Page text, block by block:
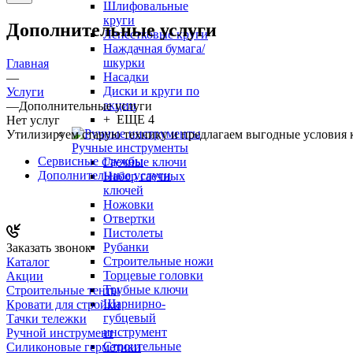
Шлифовальные
круги
Лепестковые круги
Наждачная бумага/
шкурки
Насадки
Диски и круги по
акции
+ ЕЩЕ 4
Ручные инструменты
Гаечные ключи
Набор гаечных
ключей
Ножовки
Отвертки
Пистолеты
Рубанки
Строительные ножи
Торцевые головки
Трубные ключи
Шарнирно-
губцевый
инструмент
Строительные
Дополнительные услуги
Главная
—
Услуги
—Дополнительные услуги
Нет услуг
Утилизируем старую технику и предлагаем выгодные
Сервисные службы
Дополнительные услуги
Заказать звонок
Каталог
Акции
Строительные тенты
Кровати для стройки
Тачки тележки
Ручной инструмент
Силиконовые герметики